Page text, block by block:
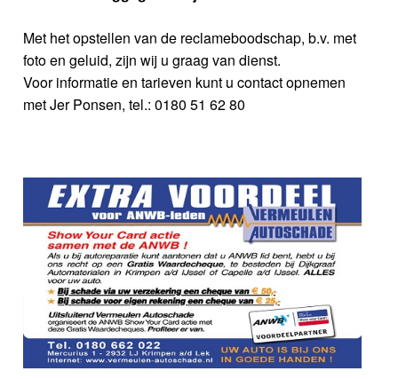
Met het opstellen van de reclameboodschap, b.v. met
foto en geluid, zijn wij u graag van dienst.
Voor informatie en tarieven kunt u contact opnemen
met Jer Ponsen, tel.: 0180 51 62 80